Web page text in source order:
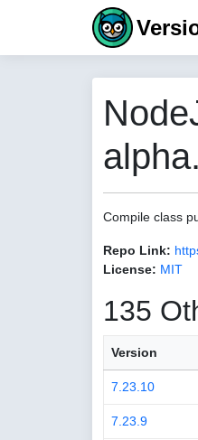
Compile class
Repo Link:
License: MIT
135
Version
7.23.10
7.23.9